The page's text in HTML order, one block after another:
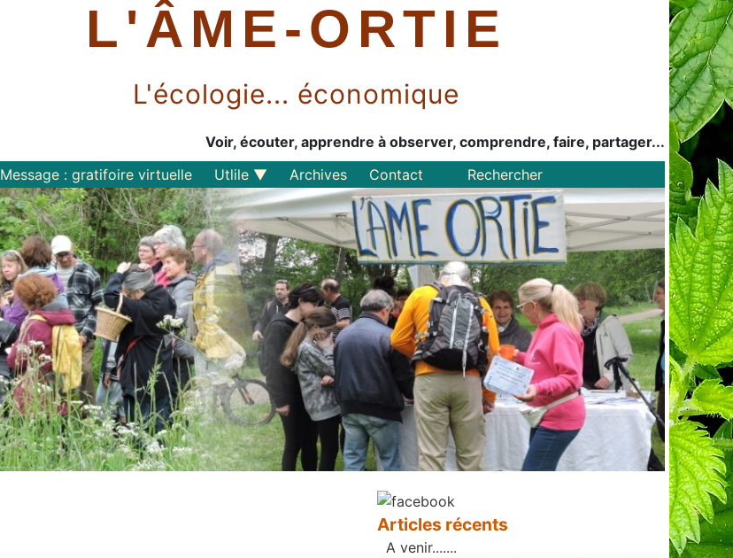
L'ÂME-ORTIE
L'écologie... économique
Voir, écouter, apprendre à observer, comprendre, faire, partager...
Message : gratifoire virtuelle
Utlile
Outils libres
Liens
Perspective
Archives Contact Rechercher
Articles récents
A venir.......